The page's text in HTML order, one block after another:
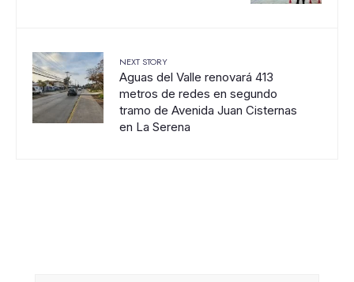
NEXT STORY
Aguas del Valle renovará 413
metros de redes en segundo
tramo de Avenida Juan Cisternas
en La Serena